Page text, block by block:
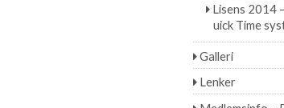
Lisens 2014
uick Time
Galleri
Lenker